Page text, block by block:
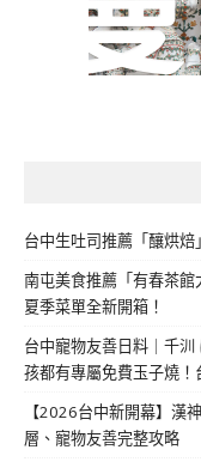
台中生吐司推薦「釀烘
南屯美食推薦「有春茶
夏季菜單全新開箱！
台中寵物友善日料｜千
孩都有專屬免費玉子燒
【2026台中新開幕】漢
層、寵物友善完整攻略